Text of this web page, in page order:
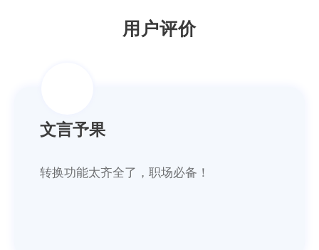
用户评价
文言予果
转换功能太齐全了，职场必备！